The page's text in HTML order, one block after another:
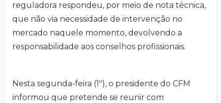
reguladora respondeu, por meio de nota técnica,
que não via necessidade de intervenção no
mercado naquele momento, devolvendo a
responsabilidade aos conselhos profissionais.
Nesta segunda-feira (1º), o presidente do CFM
informou que pretende se reunir com